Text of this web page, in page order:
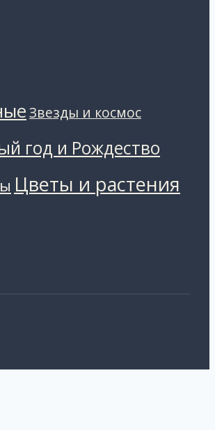
Звезды и космос
год и Рождество
Цветы и растения